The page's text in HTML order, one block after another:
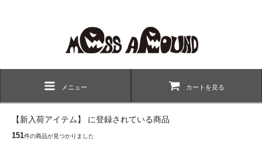
メニュー カートを見る
【新入荷アイテム】 に登録されている商品
151件の商品が見つかりました